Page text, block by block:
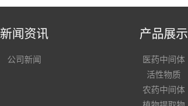
新闻资讯
公司新闻
产品展示
医药中间体
活性物质
农药中间体